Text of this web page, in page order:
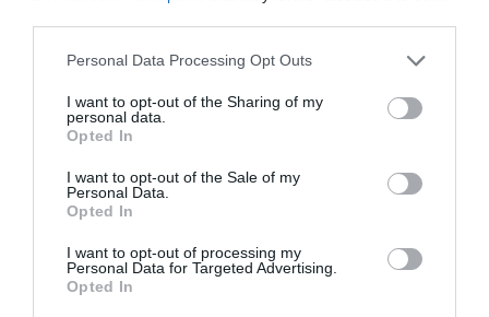
Personal Data Processing Opt Outs
I want to opt-out of the Sharing of my
personal data.
Opted In
I want to opt-out of the Sale of my
Personal Data.
Opted In
I want to opt-out of processing my
Personal Data for Targeted Advertising.
Opted In
1-2 Filipe Almeida
Gonçalo Neto
3'
2ªP
Advertência verbal
Advertência verbal
5'
Timeout SL Benfica
2-2 Filipe Almeida